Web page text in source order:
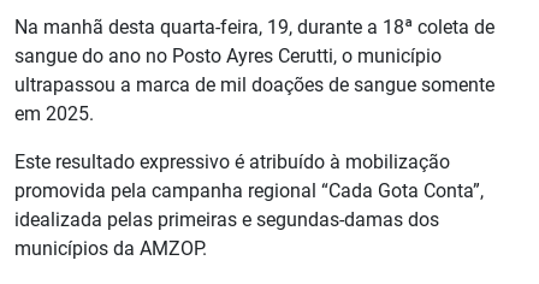
Na manhã desta quarta-feira, 19, durante a 18ª coleta de
sangue do ano no Posto Ayres Cerutti, o município
ultrapassou a marca de mil doações de sangue somente
em 2025.
Este resultado expressivo é atribuído à mobilização
promovida pela campanha regional “Cada Gota Conta”,
idealizada pelas primeiras e segundas-damas dos
municípios da AMZOP.